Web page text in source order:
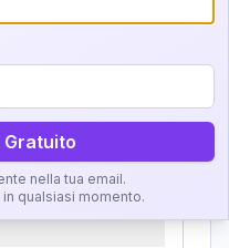
Gratuito
nella tua email.
qualsiasi momento.